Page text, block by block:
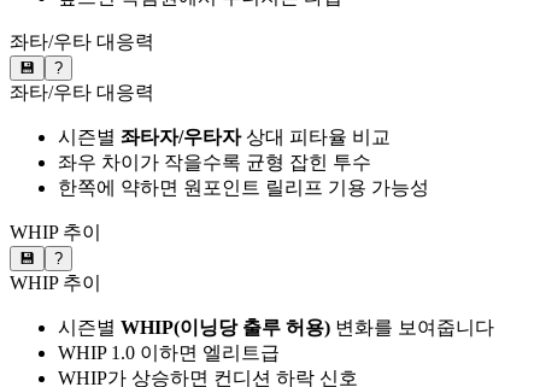
좌타/우타 대응력
💾 ?
좌타/우타 대응력
시즌별 좌타자/우타자상대 피타율 비교
좌우 차이가 작을수록 균형 잡힌 투수
한쪽에 약하면 원포인트 릴리프 기용 가능성
WHIP 추이
💾 ?
WHIP 추이
시즌별 WHIP(이닝당 출루 허용) 변화를 보여줍니다
WHIP 1.0 이하면 엘리트급
WHIP가 상승하면 컨디션 하락 신호